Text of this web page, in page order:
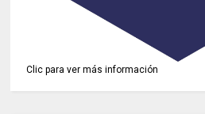
Clic para ver más información